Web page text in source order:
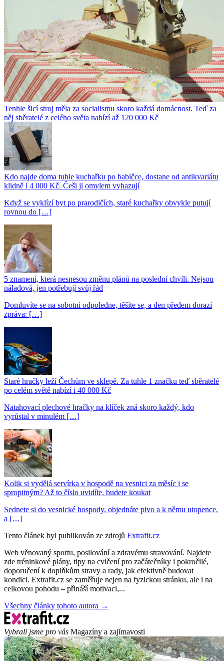
Tenhle šicí stroj měla za socialismu skoro každá domácnost. Teď za
něj sběratelé z celého světa nabízí až 120 000 Kč
Kdo najde doma tuhle kuchařku po babičce, dostane od antikvariátu
klidně i 4 000 Kč. Češi ji omylem vyhazují
Když se vyklízí byt po prarodičích, staré kuchařky obvykle putují
rovnou do […]
5 znamení, která nesnesou změnu plánů na poslední chvíli. Nejsou
náladová, jen potřebují svůj řád
Domluvíte se na sobotní odpoledne, těšíte se, a den předem dorazí
zpráva: […]
Staré hračky leží Čechům ve sklepě. Za tuhle 1 značku teď sběratelé
po celém světě nabízí i 40 000 Kč
Natahovací plechové hračky na klíček zná skoro každý, kdo
vyrůstal v minulém […]
Kolik si vydělá servírka v hospodě na vesnici za měsíc i se
spropitným? Až to číslo uvidíte, budete koukat
Sednete si do vesnické hospody, objednáte pivo a k němu utopence,
a […]
Tento článek byl publikován ze zdrojů Extrafit.cz
Web věnovaný sportu, posilování a zdravému stravování. Najdete
zde tréninkové plány, tipy na cvičení pro začátečníky i pokročilé,
doporučení k doplňkům stravy a rady, jak efektivně budovat
kondici. Extrafit.cz se zaměřuje nejen na fyzickou stránku, ale i na
celkovou pohodu – přináší motivaci,...
Všechny články tohoto autora →
Vybrali jsme pro vás Magazíny a zajímavosti